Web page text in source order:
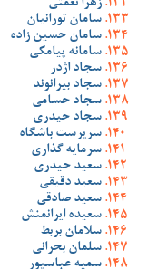
زهرا نعمتی
سامان تورانیان
سامان حسین زاده
سامانه پیامکی
سجاد اژدر
سجاد بیرانوند
سجاد حسامی
سجاد حیدری
سرپرست باشگاه
سرمایه گذاری
سعید حیدری
سعید دقیقی
سعید صادقی
سعیده ایرانمنش
سلامان بربط
سلمان بحرانی
سمیه عباسپور